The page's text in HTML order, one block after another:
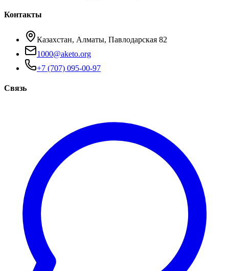
Контакты
Казахстан, Алматы, Павлодарская 82
1000@aketo.org
+7 (707) 095-00-97
Связь